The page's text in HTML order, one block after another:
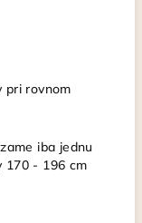
pri rovnom
iba jednu
170 - 196 cm